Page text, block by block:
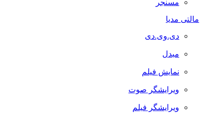
مسنجر
مالتی مدیا
دی.وی.دی
مبدل
نمایش فیلم
ویرایشگر صوت
ویرایشگر فیلم